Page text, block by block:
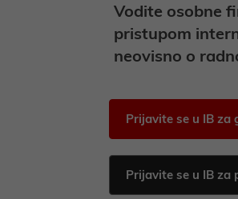
Vodite osobne
pristupom
neovisno o
Prijavite se u IB za
Prijavite se u IB za